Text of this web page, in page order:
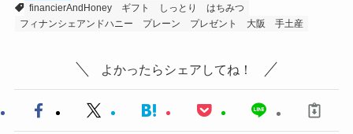
financierAndHoney
ギフト しっとり
はちみつ
フィナンシェアンドハニー
プレーン プレゼント 大阪 手土産
よかったらシェアしてね！